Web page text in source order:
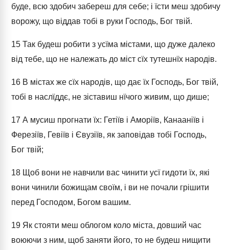
буде, всю здобич забереш для себе; і їсти меш здобичу
ворожу, що віддав тобі в руки Господь, Бог твій.
15 Так будеш робити з усїма містами, що дуже далеко
від тебе, що не належать до міст сїх тутешнїх народів.
16 В містах же сїх народів, що дає їх Господь, Бог твій,
тобі в наслїддє, не зіставиш нїчого живим, що дише;
17 А мусиш прогнати їх: Гетіїв і Аморіїв, Канааніїв і
Ферезіїв, Гевіїв і Євузіїв, як заповідав тобі Господь,
Бог твій;
18 Щоб вони не навчили вас чинити усї гидоти їх, які
вони чинили божищам своїм, і ви не почали грішити
перед Господом, Богом вашим.
19 Як стояти меш облогом коло міста, довший час
воюючи з ним, щоб заняти його, то не будеш нищити